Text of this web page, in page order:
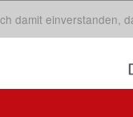
damit einverstanden,